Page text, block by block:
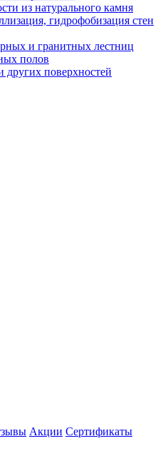
из натурального камня
гидрофобизация стен
и гранитных лестниц
полов
поверхностей
Акции Сертификаты